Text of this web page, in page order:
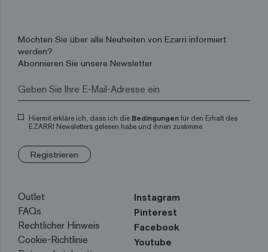
Möchten Sie über alle Neuheiten von Ezarri informiert
werden?
Abonnieren Sie unsere Newsletter
Hiermit erkläre ich, dass ich die Bedingungen für den Erhalt des
EZARRI Newsletters gelesen habe und ihnen zustimme.
Registrieren
Outlet
FAQs
Rechtlicher Hinweis
Cookie-Richtlinie
Instagram
Pinterest
Facebook
Youtube